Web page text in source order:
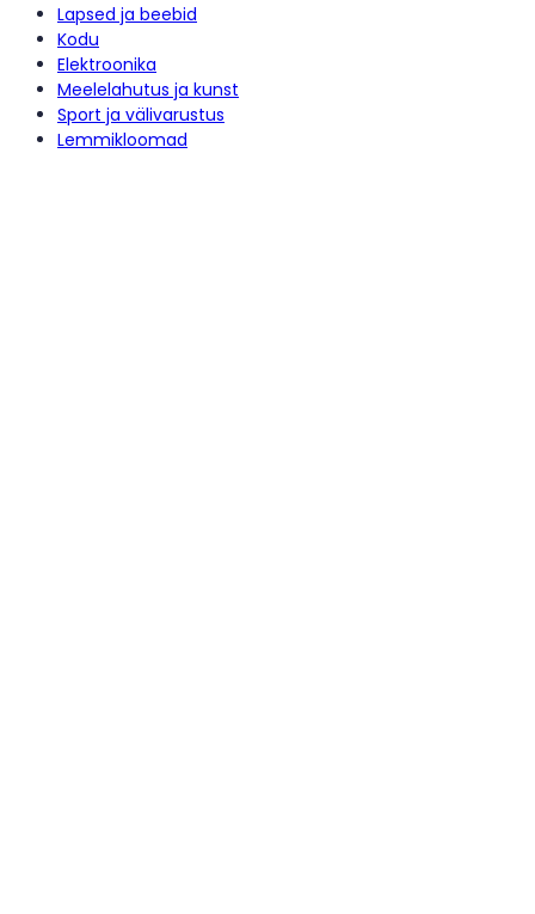
Lapsed ja beebid
Kodu
Elektroonika
Meelelahutus ja kunst
Sport ja välivarustus
Lemmikloomad